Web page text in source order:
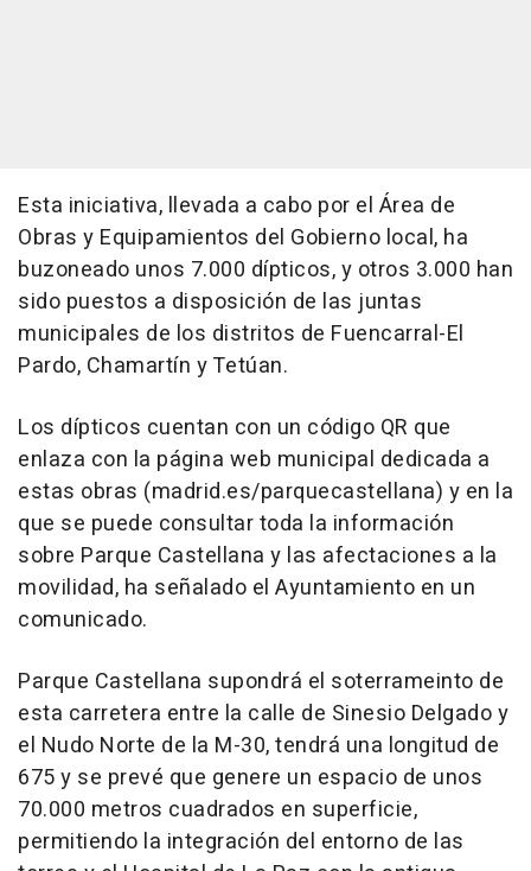
Esta iniciativa, llevada a cabo por el Área de
Obras y Equipamientos del Gobierno local, ha
buzoneado unos 7.000 dípticos, y otros 3.000 han
sido puestos a disposición de las juntas
municipales de los distritos de Fuencarral-El
Pardo, Chamartín y Tetúan.
Los dípticos cuentan con un código QR que
enlaza con la página web municipal dedicada a
estas obras (madrid.es/parquecastellana) y en la
que se puede consultar toda la información
sobre Parque Castellana y las afectaciones a la
movilidad, ha señalado el Ayuntamiento en un
comunicado.
Parque Castellana supondrá el soterrameinto de
esta carretera entre la calle de Sinesio Delgado y
el Nudo Norte de la M-30, tendrá una longitud de
675 y se prevé que genere un espacio de unos
70.000 metros cuadrados en superficie,
permitiendo la integración del entorno de las